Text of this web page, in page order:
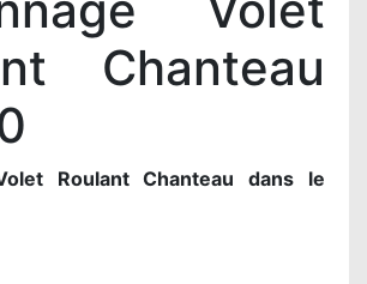
Chanteau
Roulant Chanteau dans le